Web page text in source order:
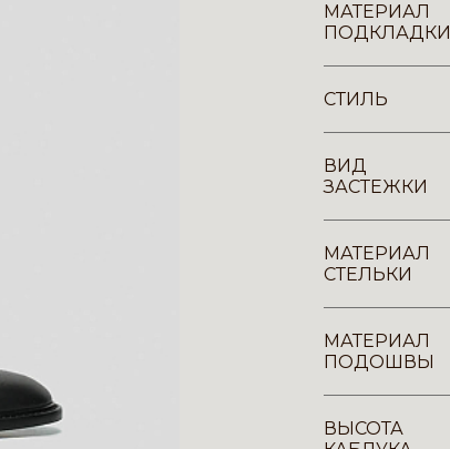
МАТЕРИАЛ
ПОДКЛАДКИ
СТИЛЬ
ВИД
ЗАСТЕЖКИ
МАТЕРИАЛ
СТЕЛЬКИ
МАТЕРИАЛ
ПОДОШВЫ
ВЫСОТА